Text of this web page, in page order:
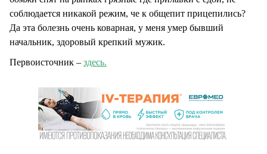
соблюдается никакой режим, че к общепит прицепились?
Да эта болезнь очень коварная, у меня умер бывший
начальник, здоровый крепкий мужик.
Первоисточник – здесь.